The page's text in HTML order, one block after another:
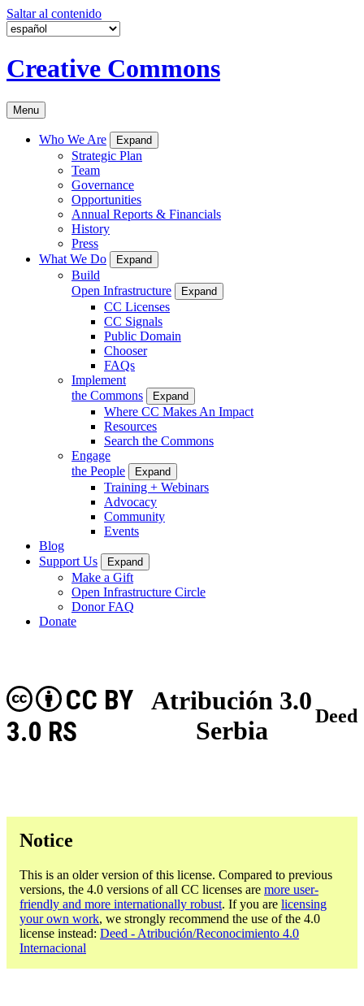
Saltar al contenido
Creative Commons
Menu
Who We Are Expand
Strategic Plan
Team
Governance
Opportunities
Annual Reports & Financials
History
Press
What We Do
Expand
Build
Open Infrastructure
Expand
CC Licenses
CC Signals
Public Domain
Chooser
FAQs
Implement
the Commons
Expand
Where CC Makes An Impact
Resources
Search the Commons
Engage
the People
Expand
Training + Webinars
Advocacy
Community
Events
Blog
Support Us
Expand
Make a Gift
Open Infrastructure Circle
Donor FAQ
Donate
Atribución 3.0
Serbia
CC BY
3.0 RS
Deed
Notice
This is an older version of this license. Compared to previous
versions, the 4.0 versions of all CC licenses are more user-
friendly and more internationally robust. If you are licensing
your own work, we strongly recommend the use of the 4.0
license instead: Deed - Atribución/Reconocimiento 4.0
Internacional